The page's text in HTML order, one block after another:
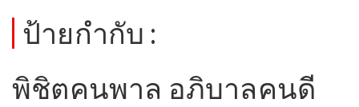
ป้ายกำกับ :
พิชิตคนพาล อภิบาลคนดี